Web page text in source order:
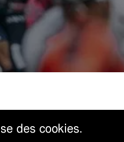
des cookies.